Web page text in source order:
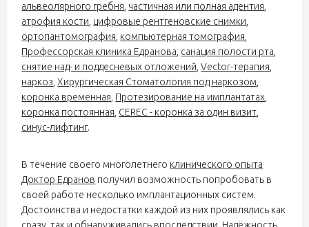
альвеолярного гребня частичная или полная адентия
атрофия кости цифровые рентгеновские снимки
ортопантомография компьютерная томография
Профессорская клиника Едранова, санация полости рта
снятие над- и поддесневых отложений ,Vector-терапия
наркоз ,Хирургическая Стоматология под наркозом
коронка временная Протезирование на имплантатах
коронка постоянная CEREC - коронка за один визит
синус-лифтинг.
В течение своего многолетнего клинического опыта
Доктор Едранов получил возможность попробовать в
своей работе несколько имплантационных систем.
Достоинства и недостатки каждой из них проявлялись как